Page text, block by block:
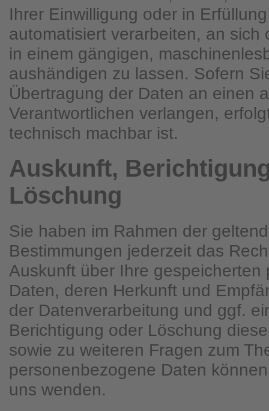
Ihrer Einwilligung oder in
automatisiert verarbeiten, an sich
in einem gängigen,
aushändigen zu lassen. Sofern
Übertragung der Daten an einen
Verantwortlichen verlangen,
technisch machbar ist.
Auskunft,
Löschung
Sie haben im Rahmen der
Bestimmungen jederzeit das
Auskunft über Ihre
Daten, deren Herkunft und
der Datenverarbeitung und ggf.
Berichtigung oder Löschung
sowie zu weiteren Fragen zum
personenbezogene Daten
uns wenden.